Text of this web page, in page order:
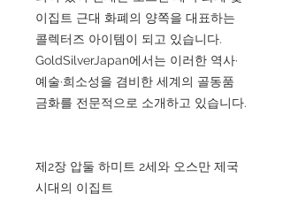
이집트 근대 화폐의 양쪽을 대표하는
콜렉터즈 아이템이 되고 있습니다.
GoldSilverJapan에서는 이러한 역사·
예술·희소성을 겸비한 세계의 골동품
금화를 전문적으로 소개하고 있습니다.
제2장 압둘 하미트 2세와 오스만 제국
시대의 이집트